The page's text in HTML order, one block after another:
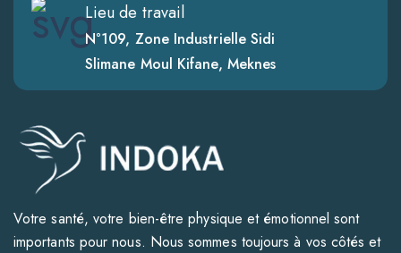
Lieu de travail
N°109, Zone Industrielle Sidi
Slimane Moul Kifane, Meknes
Votre santé, votre bien-être physique et émotionnel sont
importants pour nous. Nous sommes toujours à vos côtés et